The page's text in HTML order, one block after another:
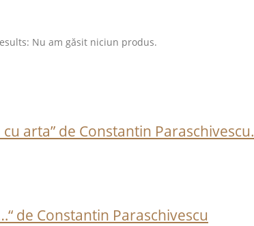
Nu am găsit niciun produs.
arta” de Constantin Paraschivescu.
de Constantin Paraschivescu